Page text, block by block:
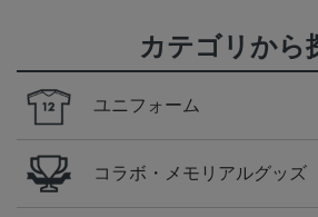
カテゴリから
ユニフォーム
コラボ・メモリアルグッズ